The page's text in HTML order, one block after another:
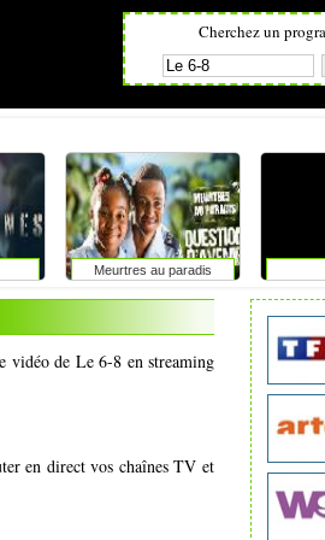
Cherchez un
Meurtres au paradis
vidéo de Le 6-8 en streaming
en direct vos chaînes TV et